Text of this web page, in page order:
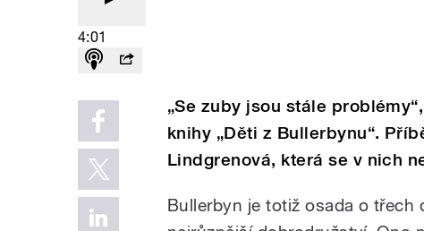
4:01
„Se zuby jsou stále
knihy „Děti z Bullerbynu“.
Lindgrenová, která se v nich
Bullerbyn je totiž osada o třech